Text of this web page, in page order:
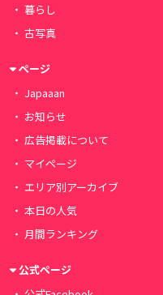
暮らし
古写真
ページ
Japaaan
お知らせ
広告掲載について
マイページ
エリア別アーカイブ
本日の人気
月間ランキング
公式ページ